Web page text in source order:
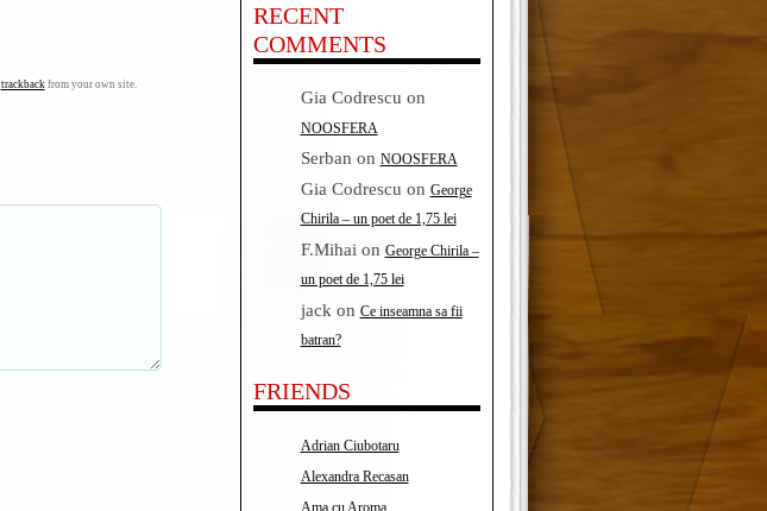
trackback from your own site.
RECENT
COMMENTS
Gia Codrescu on
NOOSFERA
Serban on NOOSFERA
Gia Codrescu on George
Chirila – un poet de 1,75 lei
F.Mihaion George Chirila –
un poet de 1,75 lei
jackon Ce inseamna sa fii
batran?
FRIENDS
Adrian Ciubotaru
Alexandra Recasan